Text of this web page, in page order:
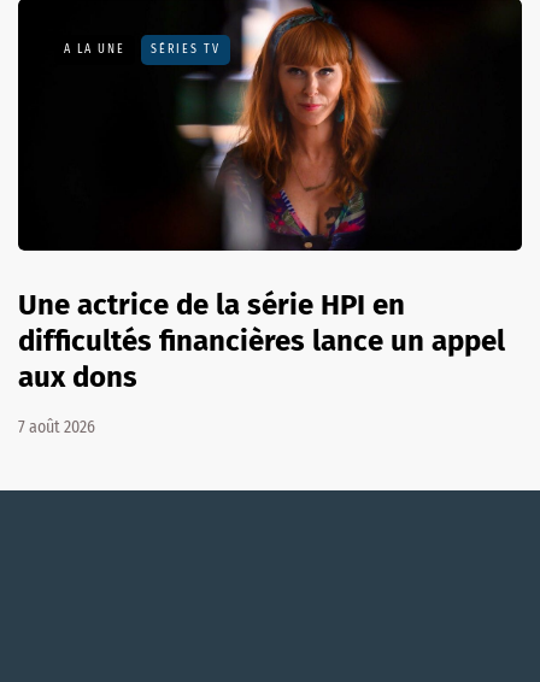
A LA UNE SÉRIES TV
Une actrice de la série HPI en
difficultés financières lance un appel
aux dons
7 août 2026